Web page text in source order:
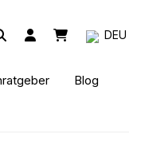
DEU
Blog